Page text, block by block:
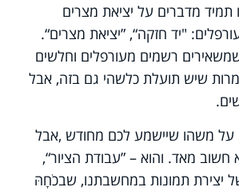
תמיד מדברים על יציאת מצרים
"יד חזקה“, ”יציאת מצרים“.
רשמים מעורפלים וחלשים
שיש תועלת כלשהי גם בזה, אבל
על משהו שיישמע לכם מחודש ,אבל
חשוב מאד. והוא – ”עבודת הציור“,
יצירת תמונות במחשבתנו, שבכֹחָהּ